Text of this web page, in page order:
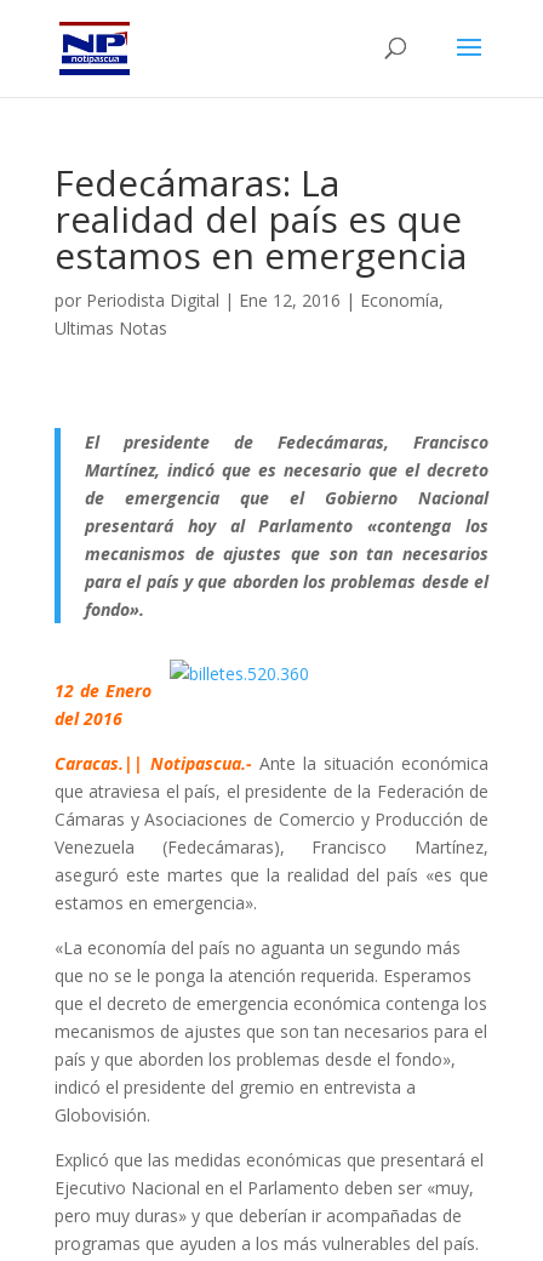
Fedecámaras: La
realidad del país es que
estamos en emergencia
por Periodista Digital | Ene 12, 2016 | Economía,
Ultimas Notas
El presidente de Fedecámaras, Francisco
Martínez, indicó que es necesario que el decreto
de emergencia que el Gobierno Nacional
presentará hoy al Parlamento «contenga los
mecanismos de ajustes que son tan necesarios
para el país y que aborden los problemas desde el
fondo».
12 de Enero
del 2016
Caracas.|| Notipascua.- Ante la situación económica
que atraviesa el país, el presidente de la Federación de
Cámaras y Asociaciones de Comercio y Producción de
Venezuela (Fedecámaras), Francisco Martínez,
aseguró este martes que la realidad del país «es que
estamos en emergencia».
«La economía del país no aguanta un segundo más
que no se le ponga la atención requerida. Esperamos
que el decreto de emergencia económica contenga los
mecanismos de ajustes que son tan necesarios para el
país y que aborden los problemas desde el fondo»,
indicó el presidente del gremio en entrevista a
Globovisión.
Explicó que las medidas económicas que presentará el
Ejecutivo Nacional en el Parlamento deben ser «muy,
pero muy duras» y que deberían ir acompañadas de
programas que ayuden a los más vulnerables del país.